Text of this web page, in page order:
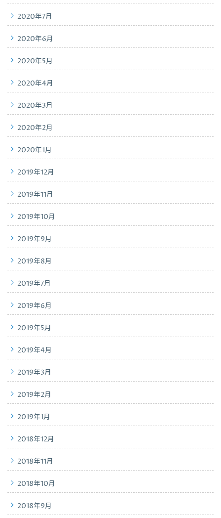
2020年7月
2020年6月
2020年5月
2020年4月
2020年3月
2020年2月
2020年1月
2019年12月
2019年11月
2019年10月
2019年9月
2019年8月
2019年7月
2019年6月
2019年5月
2019年4月
2019年3月
2019年2月
2019年1月
2018年12月
2018年11月
2018年10月
2018年9月